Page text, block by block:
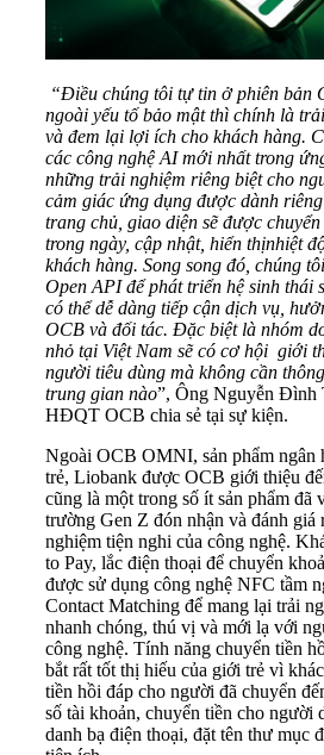
“Điều chúng tôi tự tin ở phiên bản
ngoài yếu tố bảo mật thì chính là
và đem lại lợi ích cho khách hàng.
các công nghệ AI mới nhất trong
những trải nghiệm riêng biệt cho
cảm giác ứng dụng được dành
trang chủ, giao diện sẽ được
trong ngày, cập nhật, hiển thịnhiệt
khách hàng. Song song đó, chúng tôi
Open API để phát triển hệ sinh thái
có thể dễ dàng tiếp cận dịch vụ,
OCB và đối tác. Đặc biệt là nhóm
nhỏ tại Việt Nam sẽ có cơ hội giới
người tiêu dùng mà không cần
trung gian nào”, Ông Nguyễn Đình
HĐQT OCB chia sẻ tại sự kiện.
Ngoài OCB OMNI, sản phẩm ngân
trẻ, Liobank được OCB giới thiệu
cũng là một trong số ít sản phẩm đã
trường Gen Z đón nhận và đánh giá
nghiệm tiện nghi của công nghệ.
to Pay, lắc điện thoại để chuyển
được sử dụng công nghệ NFC tầm
Contact Matching để mang lại trải
nhanh chóng, thú vị và mới lạ với
công nghệ. Tính năng chuyển tiền
bắt rất tốt thị hiếu của giới trẻ vì
tiền hồi đáp cho người đã chuyển
số tài khoản, chuyển tiền cho người
danh bạ điện thoại, đặt tên thư mục